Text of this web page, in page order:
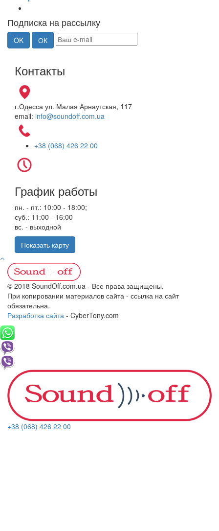
Подписка на рассылку
Контакты
г.Одесса ул. Малая Арнаутская, 117
email: info@soundoff.com.ua
+38 (068) 426 22 00
График работы
пн. - пт.: 10:00 - 18:00;
суб.: 11:00 - 16:00
вс. - выходной
Показать карту
© 2018 SoundOff.com.ua - Все права защищены.
При копировании материалов сайта - ссылка на сайт
обязательна.
Разработка сайта - CyberTony.com
+38 (068) 426 22 00